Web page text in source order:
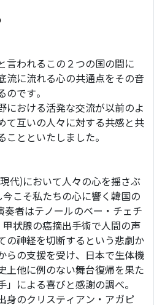
言われるこの２つの国の間に
流に流れる心の共通点をその音
です。
における活発な交流が以前のよ
て互いの人々に対する共感と共
とといたしました。
代)において人々の心を揺さぶ
こそ私たちの心に響く韓国の
者はテノールのベー・チェチ
状腺の癌摘出手術で人間の声
の神経を切断するという悲劇か
らの支援を受け、日本で生体機
上他に例のない舞台復帰を果た
による喜びと感謝の調べ。
身のクリスティアン・アガピ